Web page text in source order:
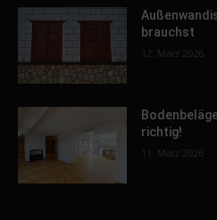
brauchst
12. März 2026
richtig!
11. März 2026